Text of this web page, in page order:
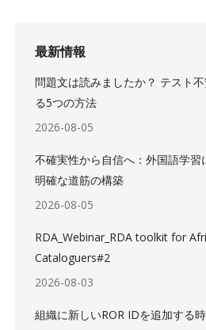
最新情報
問題文は読みましたか？ テスト
る5つの方法
2026-08-05
不確実性から自信へ：外国語学習
明確な道筋の構築
2026-08-05
RDA_Webinar_RDA toolkit for
Cataloguers#2
2026-08-03
組織に新しいROR IDを追加する